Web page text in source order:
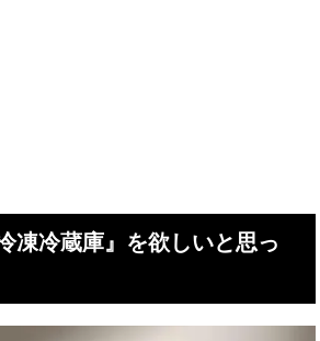
凍冷蔵庫』を欲しいと思っ